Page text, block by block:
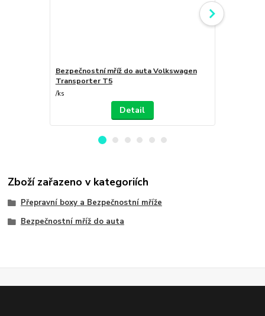
Bezpečnostní mříž do auta Volkswagen
Transporter T5
/ks
Detail
Zboží zařazeno v kategoriích
Přepravní boxy a Bezpečnostní mříže
Bezpečnostní mříž do auta